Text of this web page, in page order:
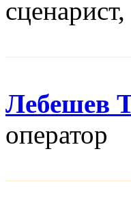
Лебешев
оператор